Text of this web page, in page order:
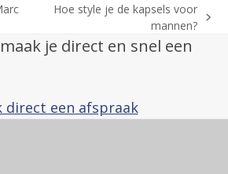
post:
Hoe style je de kapsels voor
mannen?
je direct en snel een
direct een afspraak